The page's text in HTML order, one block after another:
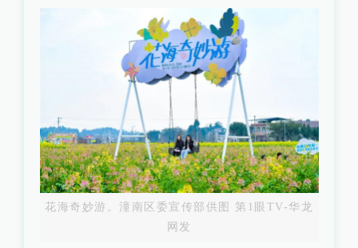
花海奇妙游。潼南区委宣传部供图 第1眼TV-华龙
网发